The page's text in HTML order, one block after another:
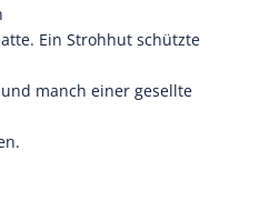
Ein Strohhut schützte
manch einer gesellte